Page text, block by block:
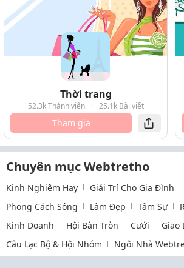
Thời trang
52.3k Thành viên · 25.1k Bài viết
Tham gia
Chuyên mục Webtretho
Kinh Nghiệm Hay Giải Trí Cho Gia Đình
Phong Cách Sống
Làm Đẹp Tâm Sự
Kinh Doanh
Hội Bàn Tròn Cưới
Giao
Câu Lạc Bộ & Hội Nhóm
Ngôi Nhà